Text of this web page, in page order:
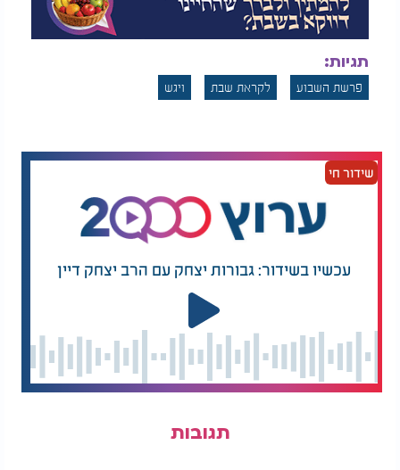
תגיות:
פרשת השבוע לקראת שבת ויגש
שידור חי
עכשיו בשידור: גבורות יצחק עם הרב יצחק דיין
תגובות